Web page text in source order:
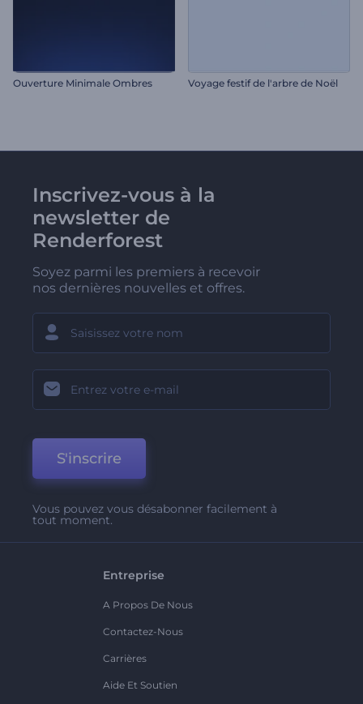
Ouverture Minimale Ombres Voyage festif de l'arbre de Noël
Inscrivez-vous à la
newsletter de
Renderforest
Soyez parmi les premiers à recevoir
nos dernières nouvelles et offres.
S'inscrire
Vous pouvez vous désabonner facilement à
tout moment.
Entreprise
A Propos De Nous
Contactez-Nous
Carrières
Aide Et Soutien